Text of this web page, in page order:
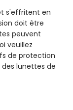
s'effritent en
doit être
peuvent
veuillez
de protection
lunettes de